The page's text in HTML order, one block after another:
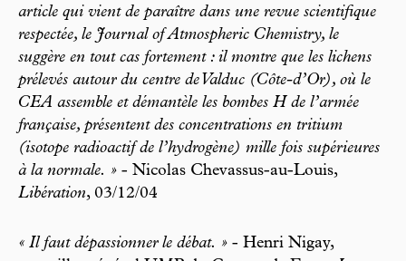
article qui vient de paraître dans une revue scientifique
respectée, le Journal of Atmospheric Chemistry, le
suggère en tout cas fortement : il montre que les lichens
prélevés autour du centre de Valduc (Côte-d’Or), où le
CEA assemble et démantèle les bombes H de l’armée
française, présentent des concentrations en tritium
(isotope radioactif de l’hydrogène) mille fois supérieures
à la normale. » - Nicolas Chevassus-au-Louis,
Libération, 03/12/04
« Il faut dépassionner le débat. » - Henri Nigay,